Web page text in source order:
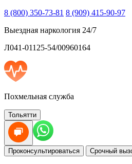
8 (800) 350-73-81 8 (909) 415-90-97
Выездная наркология 24/7
Л041-01125-54/00960164
Похмельная служба
Тольятти
Проконсультироваться Срочный